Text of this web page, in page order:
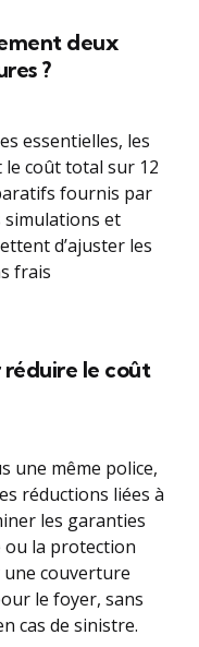
deux
?
essentielles, les
coût total sur 12
fournis par
simulations et
d’ajuster les
frais
réduire le coût
une même police,
réductions liées à
les garanties
ou la protection
une couverture
le foyer, sans
cas de sinistre.